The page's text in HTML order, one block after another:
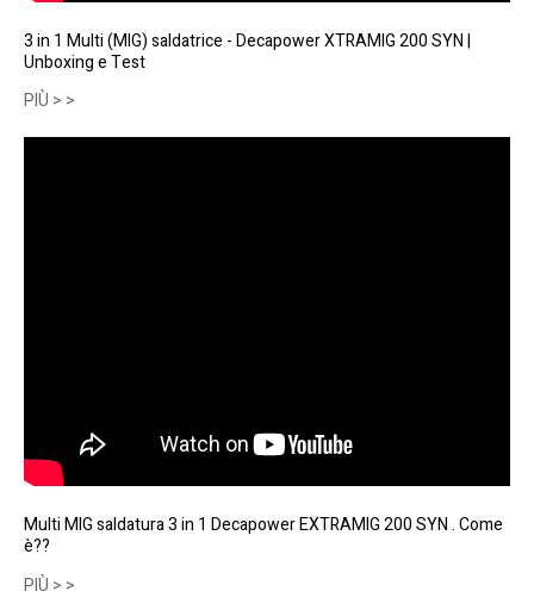
3 in 1 Multi (MIG) saldatrice - Decapower XTRAMIG 200 SYN |
Unboxing e Test
PIÙ > >
Multi MIG saldatura 3 in 1 Decapower EXTRAMIG 200 SYN . Come
è??
PIÙ > >